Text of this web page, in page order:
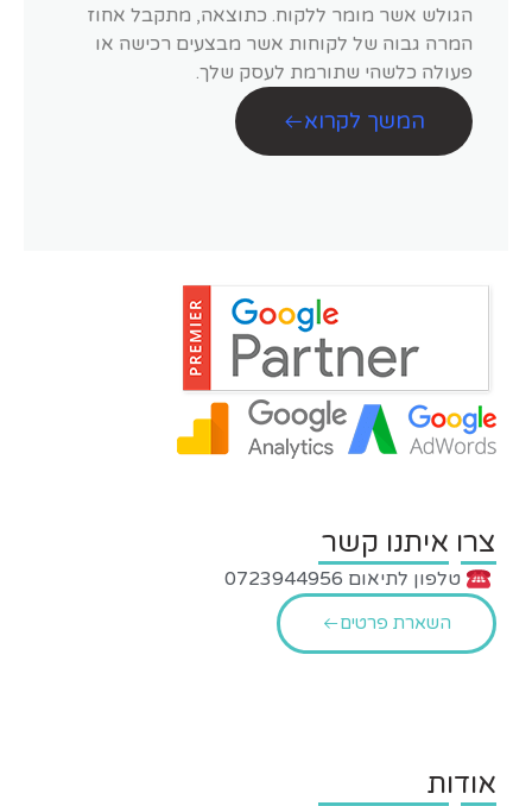
הגולש אשר מומר ללקוח. כתוצאה, מתקבל אחוז
המרה גבוה של לקוחות אשר מבצעים רכישה או
פעולה כלשהי שתורמת לעסק שלך.
המשך לקרוא
צרו איתנו קשר
טלפון לתיאום 0723944956
השארת פרטים
אודות